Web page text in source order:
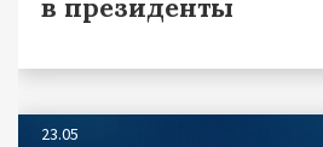
в президенты
23.05